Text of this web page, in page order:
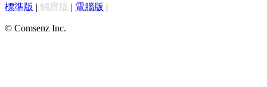
標準版 | 觸屏版 | 電腦版 |
© Comsenz Inc.